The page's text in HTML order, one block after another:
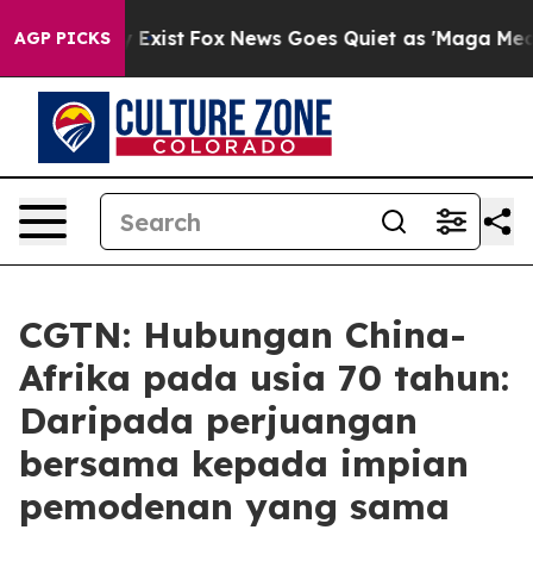
AGP PICKS
They Exist Fox News Goes Quiet as 'Maga Media
CGTN: Hubungan China-
Afrika pada usia 70 tahun:
Daripada perjuangan
bersama kepada impian
pemodenan yang sama